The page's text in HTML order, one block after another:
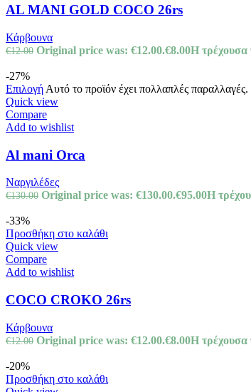
AL MANI GOLD COCO 26rs
Κάρβουνα
€12.00 Original price was: €12.00.€8.00Η τρέχουσα
-27%
Επιλογή Αυτό το προϊόν έχει πολλαπλές
Quick view
Compare
Add to wishlist
Al mani Orca
Ναργιλέδες
€130.00 Original price was: €130.00.€95.00Η
-33%
Προσθήκη στο καλάθι
Quick view
Compare
Add to wishlist
COCO CROKO 26rs
Κάρβουνα
€12.00 Original price was: €12.00.€8.00Η τρέχουσα
-20%
Προσθήκη στο καλάθι